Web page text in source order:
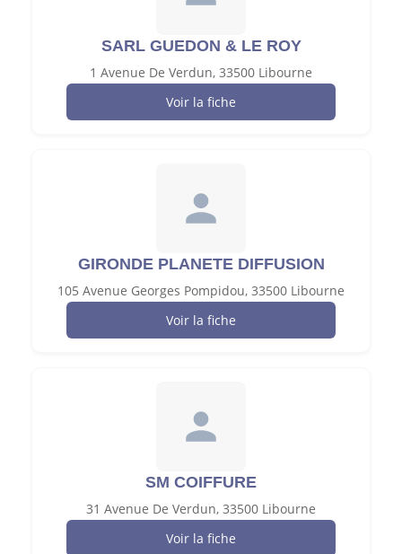
SARL GUEDON & LE ROY
1 Avenue De Verdun, 33500 Libourne
Voir la fiche
GIRONDE PLANETE DIFFUSION
105 Avenue Georges Pompidou, 33500 Libourne
Voir la fiche
SM COIFFURE
31 Avenue De Verdun, 33500 Libourne
Voir la fiche